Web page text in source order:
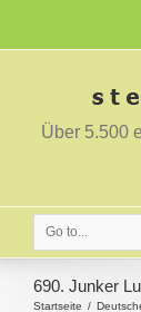
Über 5.500
Go to...
690. Junker
Startseite